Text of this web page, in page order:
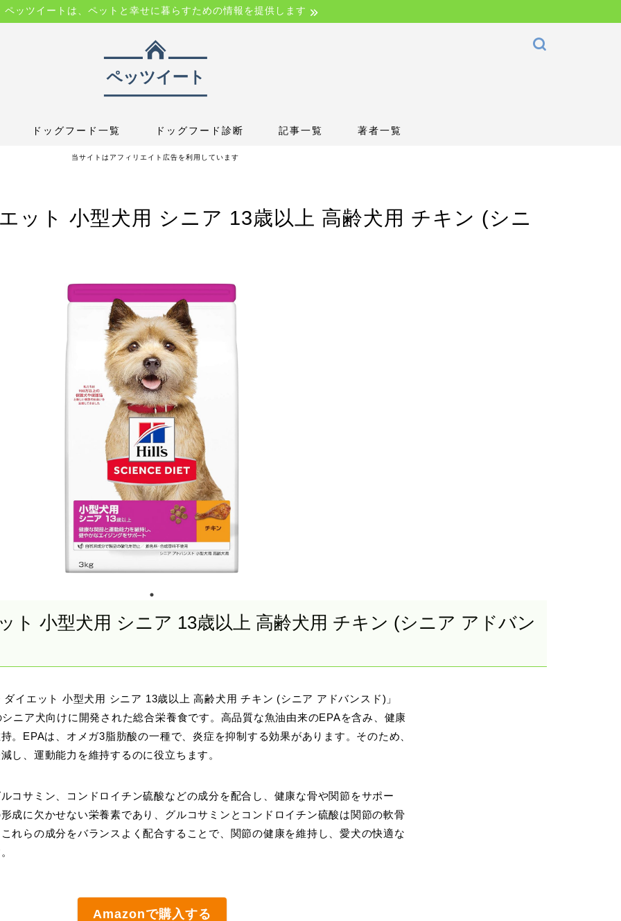
ペッツイートは、ペットと幸せに暮らすための情報を提供します
ドッグフード一覧 ドッグフード診断 記事一覧 著者一覧
当サイトはアフィリエイト広告を利用しています
ット 小型犬用 シニア 13歳以上 高齢犬用 チキン (シニ
ト 小型犬用 シニア 13歳以上 高齢犬用 チキン (シニア アドバン
ダイエット 小型犬用 シニア 13歳以上 高齢犬用 チキン (シニア アドバンスド)」
ニア犬向けに開発された総合栄養食です。高品質な魚油由来のEPAを含み、健康
。EPAは、オメガ3脂肪酸の一種で、炎症を抑制する効果があります。そのため、
し、運動能力を維持するのに役立ちます。
コサミン、コンドロイチン硫酸などの成分を配合し、健康な骨や関節をサポー
成に欠かせない栄養素であり、グルコサミンとコンドロイチン硫酸は関節の軟骨
れらの成分をバランスよく配合することで、関節の健康を維持し、愛犬の快適な
Amazonで購入する